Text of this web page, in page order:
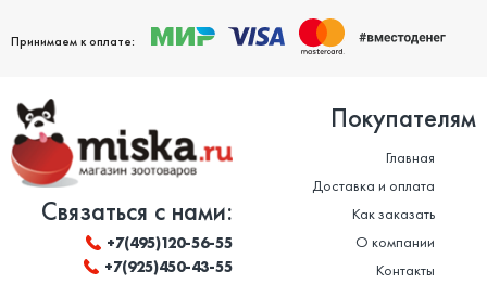
и ветеринарные препараты. Вся продукция, представленная в
нашем магазине, сертифицирована и соответствует высоким
стандартам качества.
Принимаем к оплате:
Связаться с нами:
+7(495)120-56-55
+7(925)450-43-55
Покупателям
Главная
Доставка и оплата
Как заказать
О компании
Контакты